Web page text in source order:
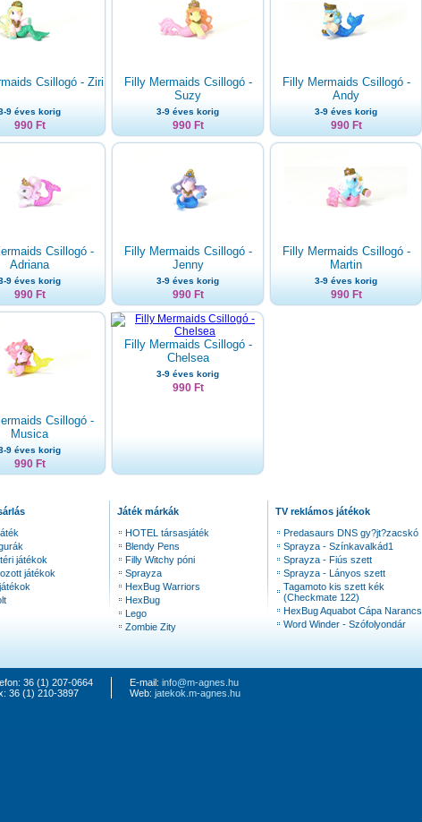
Csillogó - Ziri
9 éves korig
990 Ft
Filly Mermaids Csillogó -
Suzy
3-9 éves korig
990 Ft
Filly Mermaids Csillogó -
Andy
3-9 éves korig
990 Ft
Csillogó -
Adriana
9 éves korig
990 Ft
Filly Mermaids Csillogó -
Jenny
3-9 éves korig
990 Ft
Filly Mermaids Csillogó -
Martin
3-9 éves korig
990 Ft
Csillogó -
Musica
9 éves korig
990 Ft
Filly Mermaids Csillogó -
Chelsea
3-9 éves korig
990 Ft
játékok
játékok
Játék márkák
HOTEL társasjáték
Blendy Pens
Filly Witchy póni
Sprayza
HexBug Warriors
HexBug
Lego
Zombie Zity
TV reklámos játékok
Predasaurs DNS gy?jt?zacskó
Sprayza - Színkavalkád1
Sprayza - Fiús szett
Sprayza - Lányos szett
Tagamoto kis szett kék
(Checkmate 122)
HexBug Aquabot Cápa Narancs
Word Winder - Szófolyondár
36 (1) 207-0664
36 (1) 210-3897
E-mail: info@m-agnes.hu
Web: jatekok.m-agnes.hu